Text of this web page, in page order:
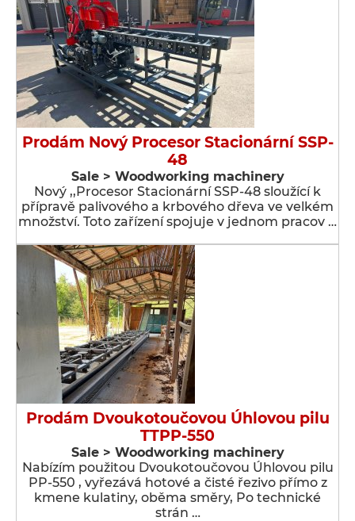
Prodám Nový Procesor Stacionární SSP-
48
Sale > Woodworking machinery
Nový ,,Procesor Stacionární SSP-48 sloužící k
přípravě palivového a krbového dřeva ve velkém
množství. Toto zařízení spojuje v jednom pracov …
Prodám Dvoukotoučovou Úhlovou pilu
TTPP-550
Sale > Woodworking machinery
Nabízím použitou Dvoukotoučovou Úhlovou pilu
PP-550 , vyřezává hotové a čisté řezivo přímo z
kmene kulatiny, oběma směry, Po technické
strán …